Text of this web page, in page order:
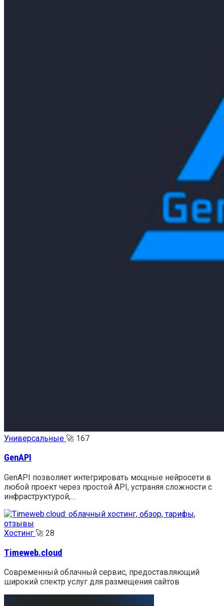
Универсальные 🚀 167
GenAPI
GenAPI позволяет интегрировать мощные нейросети в
любой проект через простой API, устраняя сложности с
инфраструктурой,…
Хостинг 🚀 28
Timeweb.cloud
Современный облачный сервис, предоставляющий
широкий спектр услуг для размещения сайтов